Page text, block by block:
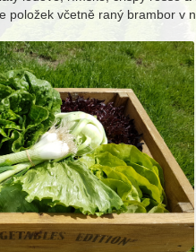
položek včetně raný brambor v